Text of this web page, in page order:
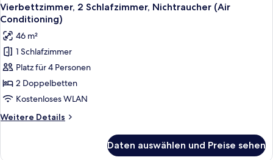
Vierbettzimmer, 2 Schlafzimmer, Nichtraucher (Air
Conditioning)
46 m²
1 Schlafzimmer
Platz für 4 Personen
2 Doppelbetten
Kostenloses WLAN
Weitere Details
Weitere
Daten auswählen und Preise sehen